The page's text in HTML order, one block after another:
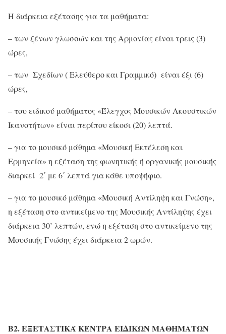
Η διάρκεια εξέτασης για τα μαθήματα:
– των ξένων γλωσσών και της Αρμονίας είναι τρεις (3)
ώρες,
– των Σχεδίων ( Ελεύθερο και Γραμμικό) είναι έξι (6)
ώρες,
– του ειδικού μαθήματος «Έλεγχος Μουσικών Ακουστικών
Ικανοτήτων» είναι περίπου είκοσι (20) λεπτά.
– για το μουσικό μάθημα «Μουσική Εκτέλεση και
Ερμηνεία» η εξέταση της φωνητικής ή οργανικής μουσικής
διαρκεί 2΄ με 6΄ λεπτά για κάθε υποψήφιο.
– για το μουσικό μάθημα «Μουσική Αντίληψη και Γνώση»,
η εξέταση στο αντικείμενο της Μουσικής Αντίληψης έχει
διάρκεια 30’ λεπτών, ενώ η εξέταση στο αντικείμενο της
Μουσικής Γνώσης έχει διάρκεια 2 ωρών.
Β2.ΕΞΕΤΑΣΤΙΚΆ ΚΈΝΤΡΑ ΕΙΔΙΚΩΝ ΜΑΘΗΜΑΤΩΝ